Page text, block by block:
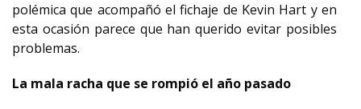
polémica que acompañó el fichaje de Kevin Hart y en
esta ocasión parece que han querido evitar posibles
problemas.
La mala racha que se rompió el año pasado